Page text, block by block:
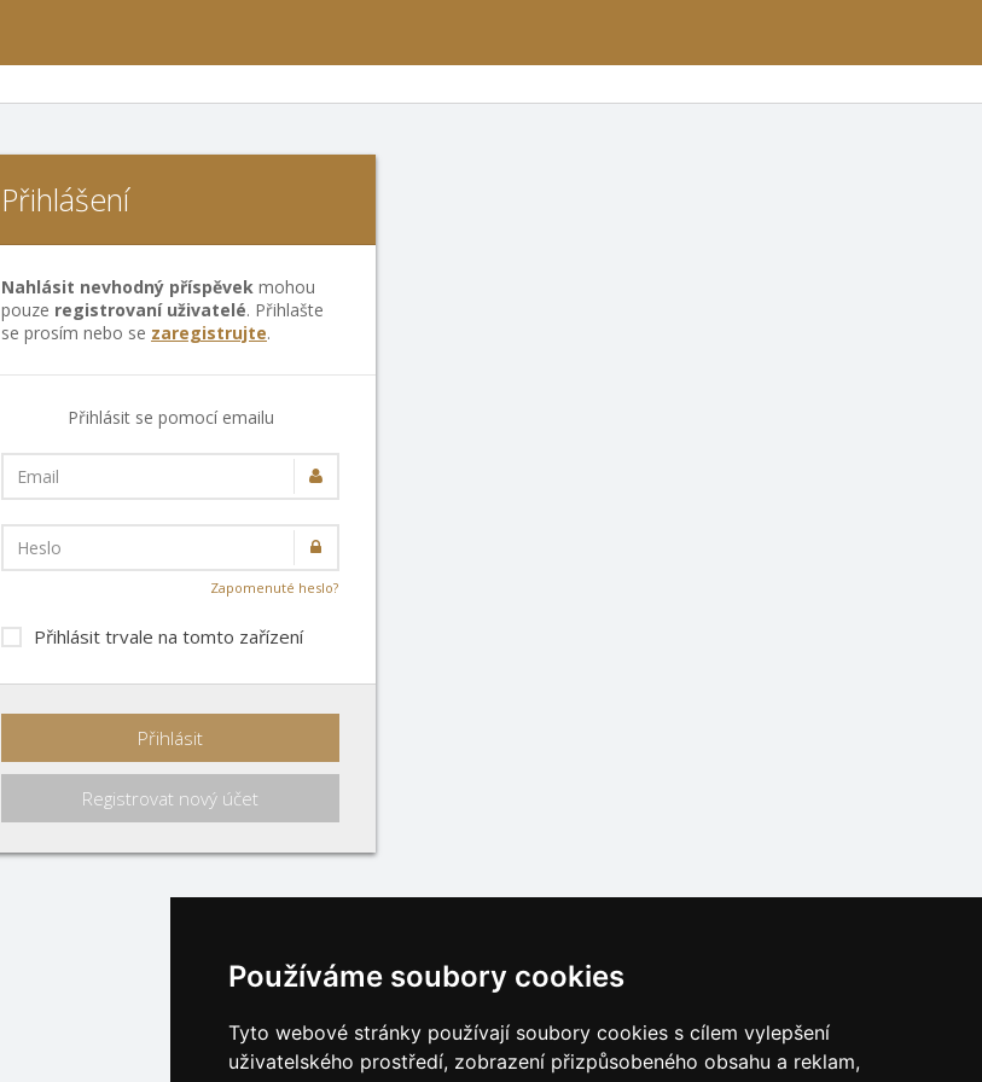
Používáme soubory cookies
Tyto webové stránky používají soubory cookies s cílem vylepšení
uživatelského prostředí, zobrazení přizpůsobeného obsahu a reklam,
Přihlášení
Nahlásit nevhodný příspěvek mohou
pouze registrovaní uživatelé. Přihlašte
se prosím nebo se zaregistrujte.
Přihlásit se pomocí emailu
Email
Heslo
Zapomenuté heslo?
Přihlásit trvale na tomto zařízení
Přihlásit
Registrovat nový účet